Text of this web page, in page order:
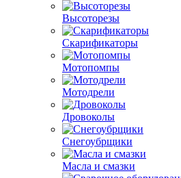
Высоторезы
Скарификаторы
Мотопомпы
Мотодрели
Дровоколы
Снегоубрщики
Масла и смазки